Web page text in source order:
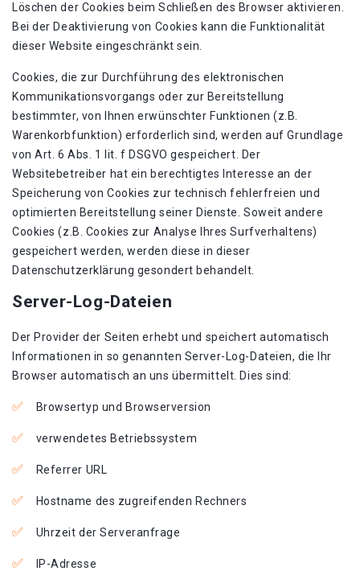
Löschen der Cookies beim Schließen des Browser aktivieren.
Bei der Deaktivierung von Cookies kann die Funktionalität
dieser Website eingeschränkt sein.
Cookies, die zur Durchführung des elektronischen
Kommunikationsvorgangs oder zur Bereitstellung
bestimmter, von Ihnen erwünschter Funktionen (z.B.
Warenkorbfunktion) erforderlich sind, werden auf Grundlage
von Art. 6 Abs. 1 lit. f DSGVO gespeichert. Der
Websitebetreiber hat ein berechtigtes Interesse an der
Speicherung von Cookies zur technisch fehlerfreien und
optimierten Bereitstellung seiner Dienste. Soweit andere
Cookies (z.B. Cookies zur Analyse Ihres Surfverhaltens)
gespeichert werden, werden diese in dieser
Datenschutzerklärung gesondert behandelt.
Server-Log-Dateien
Der Provider der Seiten erhebt und speichert automatisch
Informationen in so genannten Server-Log-Dateien, die Ihr
Browser automatisch an uns übermittelt. Dies sind:
Browsertyp und Browserversion
verwendetes Betriebssystem
Referrer URL
Hostname des zugreifenden Rechners
Uhrzeit der Serveranfrage
IP-Adresse